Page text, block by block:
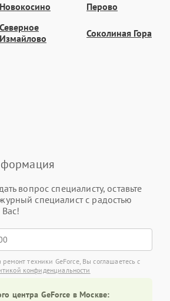
Новокосино Перово
Северное
Измайлово
Соколиная Гора
вопрос специалисту, оставьте
специалист с радостью
Вас!
ремонт техники GeForce, Вы соглашаетесь с
конфиденциальности
центра GeForce в Москве: